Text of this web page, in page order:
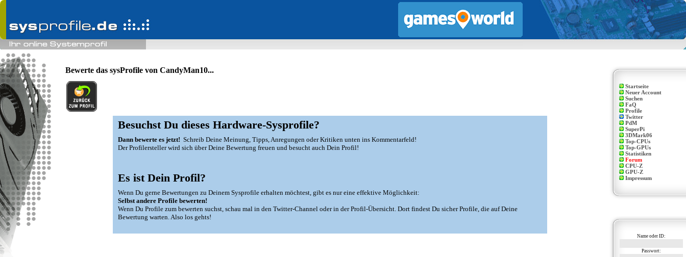
Bewerte das sysProfile von CandyMan10...
Besuchst Du dieses Hardware-Sysprofile?
Dann bewerte es jetzt! Schreib Deine Meinung, Tipps, Anregungen oder Kritiken unten ins Kommentarfeld!
Der Profilersteller wird sich über Deine Bewertung freuen und besucht auch Dein Profil!
Es ist Dein Profil?
Wenn Du gerne Bewertungen zu Deinem Sysprofile erhalten möchtest, gibt es nur eine effektive Möglichkeit:
Selbst andere Profile bewerten!
Wenn Du Profile zum bewerten suchst, schau mal in den Twitter-Channel oder in der Profil-Übersicht. Dort findest Du sicher Profile, die auf Deine
Bewertung warten. Also los gehts!
Startseite
Neuer Account
Suchen
FaQ
Profile
Twitter
PdM
SuperPi
3DMark06
Top-CPUs
Top-GPUs
Statistiken
Forum
CPU-Z
GPU-Z
Impressum
Name oder ID:
Passwort: